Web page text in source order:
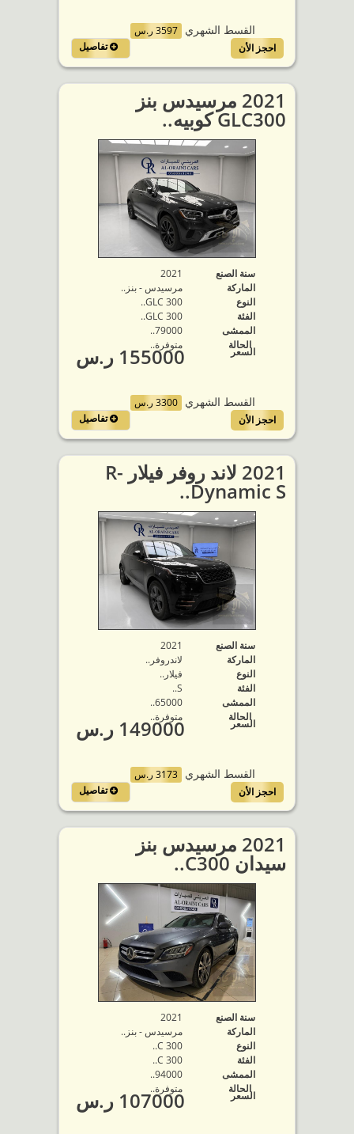
القسط الشهري 3597 ر.س
تفاصيل
احجز الأن
2021 مرسيدس بنز
GLC300 كوبيه..
سنة الصنع
2021
الماركة
مرسيدس - بنز..
النوع
GLC 300..
الفئة
GLC 300..
الممشى
79000..
الحالة
متوفرة‬..
السعر 155000 ر.س
القسط الشهري 3300 ر.س
تفاصيل
احجز الأن
2021 لاند روفر فيلار R-
Dynamic S..
سنة الصنع
2021
الماركة
لاندروفر..
النوع
فيلار..
الفئة
S..
الممشى
65000..
الحالة
متوفرة‬..
السعر 149000 ر.س
القسط الشهري 3173 ر.س
تفاصيل
احجز الأن
2021 مرسيدس بنز
سيدان C300..
سنة الصنع
2021
الماركة
مرسيدس - بنز..
النوع
C 300..
الفئة
C 300..
الممشى
94000..
الحالة
متوفرة‬..
السعر 107000 ر.س